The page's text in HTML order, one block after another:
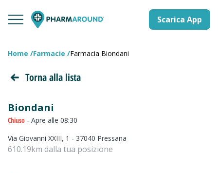
Scarica App
Home Farmacie Farmacia Biondani
Torna alla lista
Biondani
Chiuso - Apre alle 08:30
Via Giovanni XXIII, 1 - 37040 Pressana
610.19km dalla tua posizione